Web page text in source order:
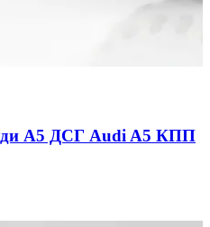
А5 ДСГ Audi A5 КПП